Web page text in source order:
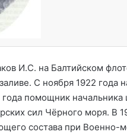
И.С. на Балтийском
С ноября 1922
помощник начальника
сил Чёрного моря. В
состава при